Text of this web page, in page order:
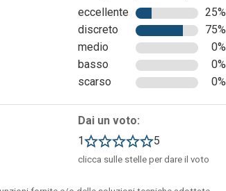
eccellente
25%
discreto
75%
medio
0%
basso
0%
scarso
0%
Dai un voto:
1
5
clicca sulle stelle per dare il voto